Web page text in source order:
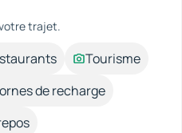
trajet.
Tourisme
de recharge